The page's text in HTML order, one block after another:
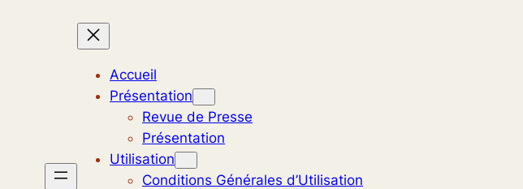
Accueil
Présentation
Revue de Presse
Présentation
Utilisation
Conditions Générales d’Utilisation